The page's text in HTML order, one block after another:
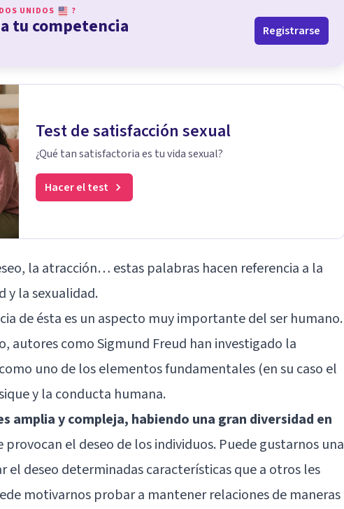
UNIDOS ?
tu competencia
Registrarse
Test de satisfacción sexual
¿Qué tan satisfactoria es tu vida sexual?
Hacer el test
la atracción… estas palabras hacen referencia a la
y la sexualidad.
de ésta es un aspecto muy importante del ser humano.
autores comoSigmund Freud han investigado la
uno de los elementos fundamentales (en su caso el
y la conducta humana.
amplia y compleja, habiendo una gran diversidad en
provocan el deseo de los individuos. Puede gustarnos una
el deseo determinadas características que a otros les
motivarnos probar a mantener relaciones de maneras